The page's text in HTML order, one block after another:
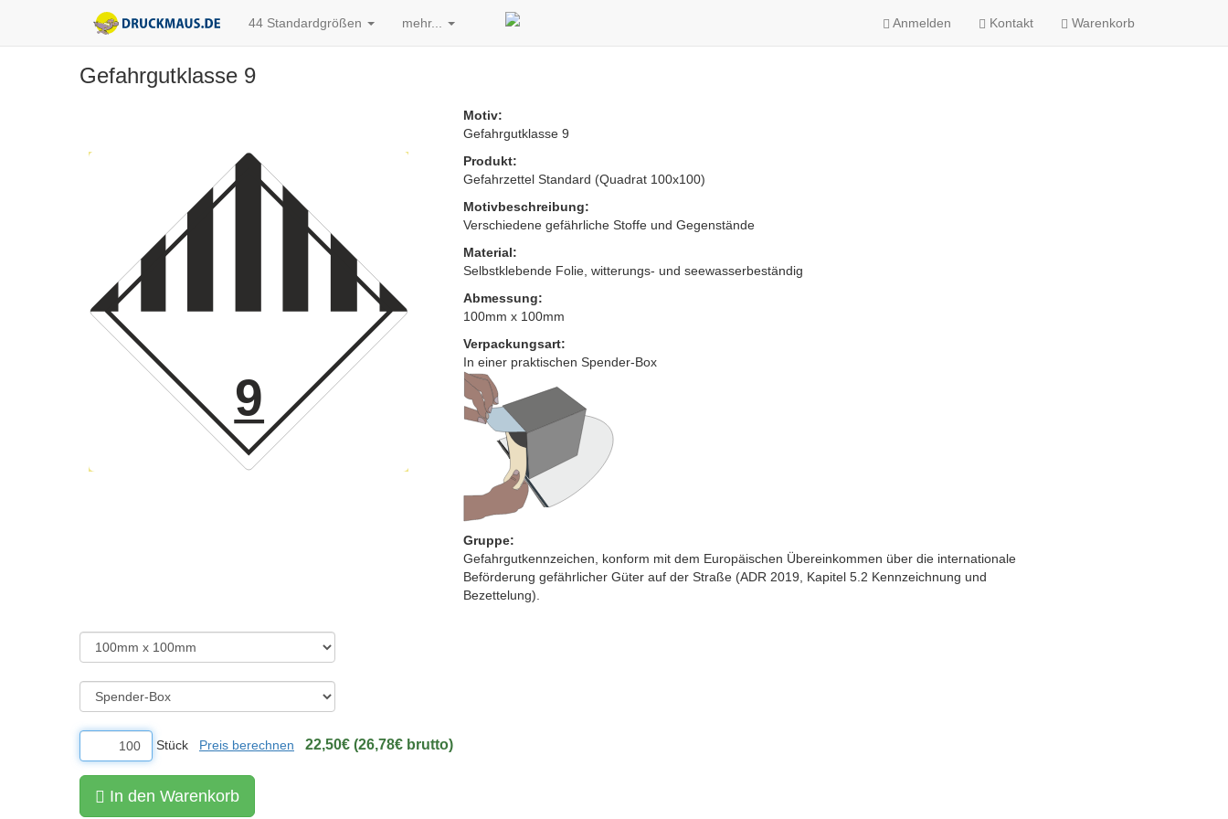
44 Standardgrößen mehr... Anmelden Kontakt Warenkorb
Gefahrgutklasse 9
Motiv:
Gefahrgutklasse 9
Produkt:
Gefahrzettel Standard (Quadrat 100x100)
Motivbeschreibung:
Verschiedene gefährliche Stoffe und Gegenstände
Material:
Selbstklebende Folie, witterungs- und seewasserbeständig
Abmessung:
100mm x 100mm
Verpackungsart:
In einer praktischen Spender-Box
Gruppe:
Gefahrgutkennzeichen, konform mit dem Europäischen Übereinkommen über die internationale
Beförderung gefährlicher Güter auf der Straße (ADR 2019, Kapitel 5.2 Kennzeichnung und
Bezettelung).
Stück Preis berechnen 22,50€ (26,78€ brutto)
In den Warenkorb